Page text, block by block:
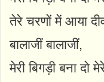
तेरे चरणों में आया
बालाजीं बालाजीं,
मेरी बिगड़ी बना दो